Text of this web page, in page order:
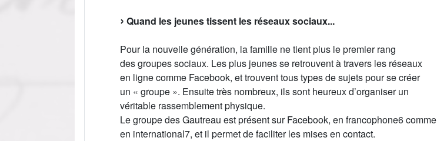
Quand les jeunes tissent les réseaux sociaux...
Pour la nouvelle génération, la famille ne tient plus le premier rang
des groupes sociaux. Les plus jeunes se retrouvent à travers les réseaux
en ligne comme Facebook, et trouvent tous types de sujets pour se créer
un « groupe ». Ensuite très nombreux, ils sont heureux d’organiser un
véritable rassemblement physique.
Le groupe des Gautreau est présent sur Facebook, en francophone6 comme
en international7, et il permet de faciliter les mises en contact.